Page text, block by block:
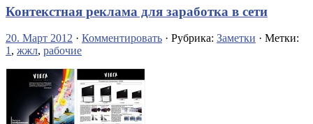
Контекстная реклама для заработка в сети
20. Март 2012 · Комментировать · Рубрика: Заметки · Метки:
1, жжл, рабочие